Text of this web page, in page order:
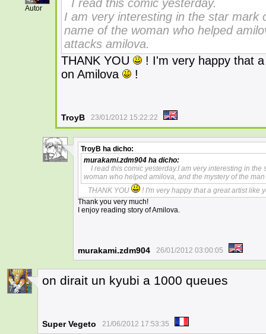
Autor
I read this comic yesterday.
I am very interesting in the star mark
name of the woman who helped
attacks amilova.
THANK YOU
! I'm very happy that
on Amilova
!
TroyB 23/01/2012 15:22:22
1
TroyB ha dicho:
murakami.zdm904 ha dicho:
I read this comic yesterday.I am very interesting in
woman who helped amilova, and the mystery of the
THANK YOU
! I'm very happy that a great artist like
Thank you very much!
I enjoy reading story of Amilova.
murakami.zdm904 26/01/2012 03:00:05
7
on dirait un kyubi a 1000 queues
Super Vegeto 21/06/2012 17:53:35